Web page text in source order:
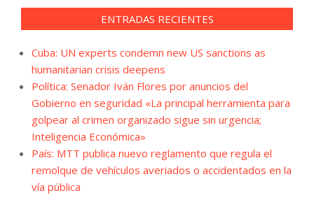
ENTRADAS RECIENTES
Cuba: UN experts condemn new US sanctions as
humanitarian crisis deepens
Política: Senador Iván Flores por anuncios del
Gobierno en seguridad «La principal herramienta para
golpear al crimen organizado sigue sin urgencia;
Inteligencia Económica»
País: MTT publica nuevo reglamento que regula el
remolque de vehículos averiados o accidentados en la
vía pública